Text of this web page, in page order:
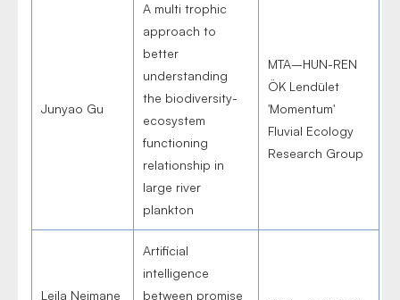
Junyao Gu
A multi trophic
approach to
better
understanding
the biodiversity-
ecosystem
functioning
relationship in
large river
plankton
MTA–HUN-REN
ÖK Lendület
'Momentum'
Fluvial Ecology
Research Group
Leila Neimane
Artificial
intelligence
between promise